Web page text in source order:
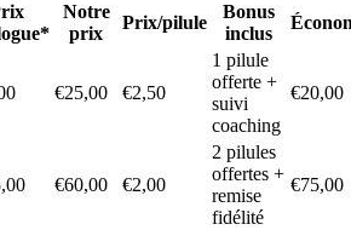
Notre
prix
Prix/pilule
Bonus
inclus
€25,00 €2,50
1 pilule
offerte +
suivi
coaching
€20,00
€60,00 €2,00
2 pilules
offertes +
remise
fidélité
€75,00